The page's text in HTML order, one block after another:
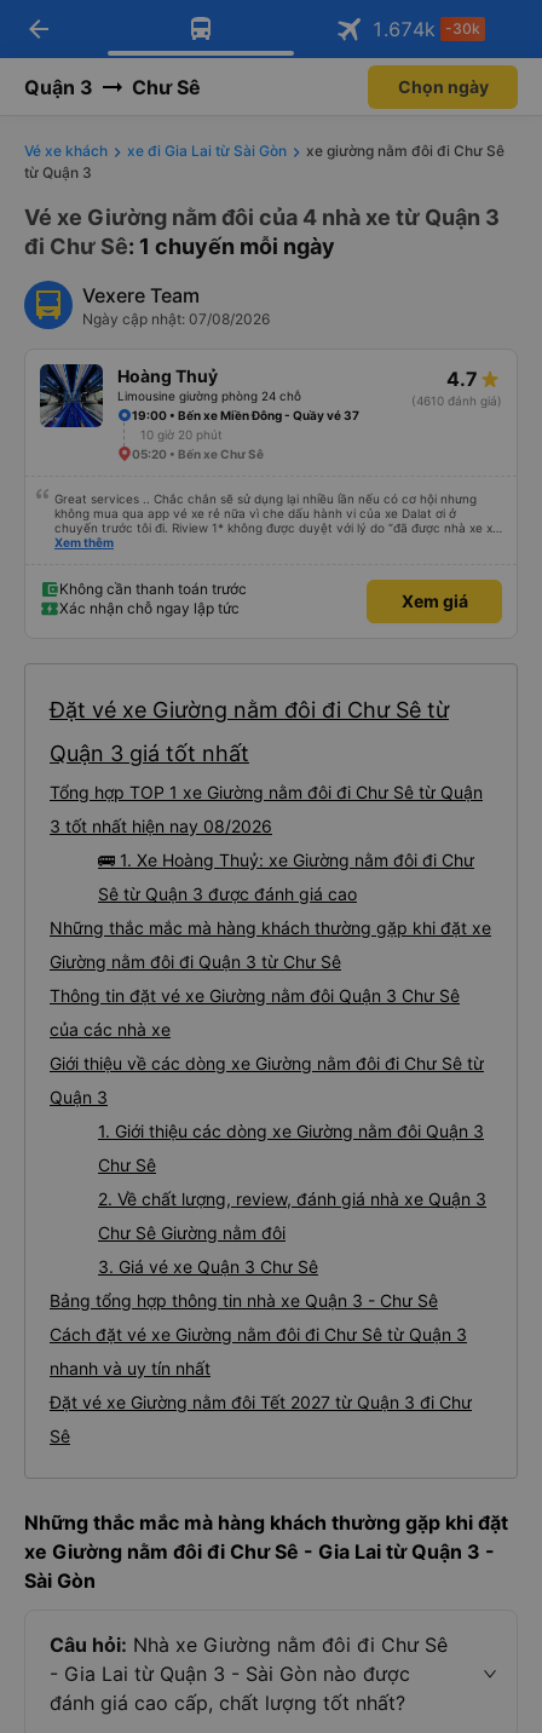
Tải app Vexere ngay!
Nhận ưu đãi thành viên độc
Mở app
Tải app Vexere
-30k/ghế khi đặt vé máy bay qua
Mở app
arrow_back 1.674k -30k
Quận 3 Chư Sê Chọn ngày
Vé xe khách xe đi Gia Lai từ Sài Gòn
xe giường nằm đôi đi Chư Sê
từ Quận 3
Vé xe Giường nằm đôi của 4 nhà xe từ Quận 3
đi Chư Sê: 1 chuyến mỗi ngày
Vexere Team
Ngày cập nhật: 07/08/2026
Hoàng Thuỷ
Limousine giường phòng 24 chỗ
4.7
(4610 đánh giá)
19:00 • Bến xe Miền Đông - Quầy vé 37
10 giờ 20 phút
05:20 • Bến xe Chư Sê
Great services .. Chắc chắn sẽ sử dụng lại nhiều lần nếu có cơ hội nhưng
không mua qua app vé xe rẻ nữa vì che dấu hành vi của xe Dalat ơi ở
chuyến trước tôi đi. Riview 1* không được duyệt với lý do “đã được nhà xe xử
lý với khách hàng” trong khi tôi là khách hàng và trải nghiệm của tôi lại nói là
Chúng tôi cũng sẽ viết bài trên các nền tảng về trải nghiệm của tôi cả về
Dalat lẫn vé xe rẻ. Xin cảm ơn.
Xem thêm
Không cần thanh toán trước
Xác nhận chỗ ngay lập tức
Xem giá
Đặt vé xe Giường nằm đôi đi Chư Sê từ
Quận 3 giá tốt nhất
Tổng hợp TOP 1 xe Giường nằm đôi đi Chư Sê từ Quận
3 tốt nhất hiện nay 08/2026
🚌 1. Xe Hoàng Thuỷ: xe Giường nằm đôi đi Chư
Sê từ Quận 3 được đánh giá cao
Những thắc mắc mà hàng khách thường gặp khi đặt xe
Giường nằm đôi đi Quận 3 từ Chư Sê
Thông tin đặt vé xe Giường nằm đôi Quận 3 Chư Sê
của các nhà xe
Giới thiệu về các dòng xe Giường nằm đôi đi Chư Sê từ
Quận 3
1. Giới thiệu các dòng xe Giường nằm đôi Quận 3
Chư Sê
2. Về chất lượng, review, đánh giá nhà xe Quận 3
Chư Sê Giường nằm đôi
3. Giá vé xe Quận 3 Chư Sê
Bảng tổng hợp thông tin nhà xe Quận 3 - Chư Sê
Cách đặt vé xe Giường nằm đôi đi Chư Sê từ Quận 3
nhanh và uy tín nhất
Đặt vé xe Giường nằm đôi Tết 2027 từ Quận 3 đi Chư
Sê
Những thắc mắc mà hàng khách thường gặp khi đặt
xe Giường nằm đôi đi Chư Sê - Gia Lai từ Quận 3 -
Sài Gòn
Câu hỏi: Nhà xe Giường nằm đôi đi Chư Sê
- Gia Lai từ Quận 3 - Sài Gòn nào được
đánh giá cao cấp, chất lượng tốt nhất?